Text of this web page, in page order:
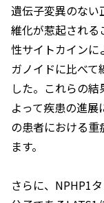
遺伝子変異のない
維化が惹起される
性サイトカインに
ガノイドに比べ
した。これらの
よって疾患の進
の患者における重
ます。
さらに、NPHP1